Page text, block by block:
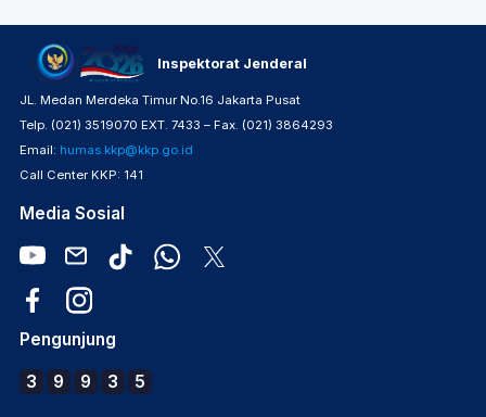
Inspektorat Jenderal
JL. Medan Merdeka Timur No.16 Jakarta Pusat
Telp. (021) 3519070 EXT. 7433 – Fax. (021) 3864293
Email: humas.kkp@kkp.go.id
Call Center KKP: 141
Media Sosial
Pengunjung
3 9 9 3 5